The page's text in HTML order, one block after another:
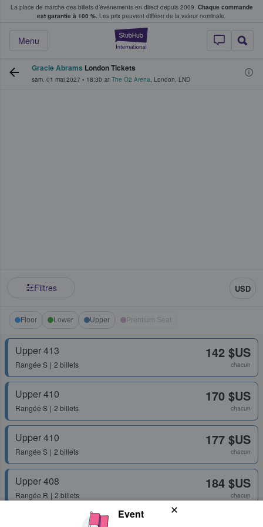
La place de marché des billets d’événements en direct depuis 2009. Chaque commande
est garantie à 100 %. Les prix peuvent différer de la valeur nominale.
StubHub - Où
Menu
fans achètent et vendent des billets
Gracie Abrams London Tickets
sam. 01 mai 2027 • 18:30 at The O2 Arena, London, LND
Filtres USD
Floor Lower Upper Premium Seat
Upper 413
Rangée S 2 billets
142 $US
chacun
Upper 410
Rangée S 2 billets
170 $US
chacun
Upper 410
Rangée S 2 billets
177 $US
chacun
Upper 408
Rangée R 2 billets
184 $US
chacun
Event